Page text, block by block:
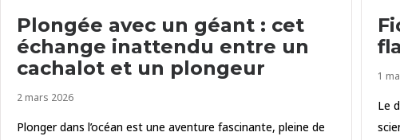
Plongée avec un géant : cet
échange inattendu entre un
cachalot et un plongeur
2 mars 2026
Plonger dans l’océan est une aventure fascinante, pleine de
1
Le